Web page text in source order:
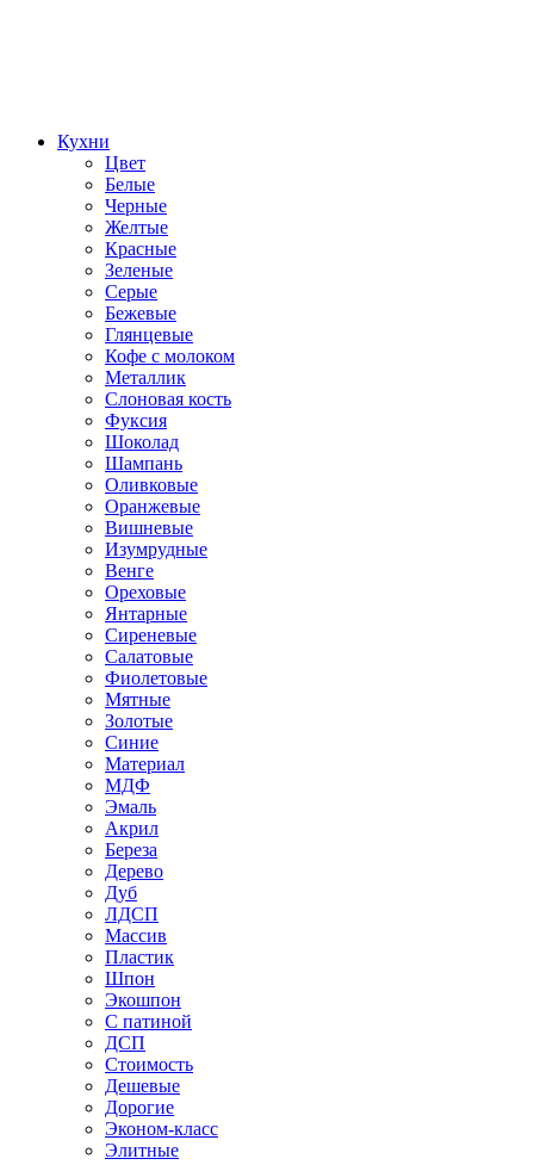
Кухни
Цвет
Белые
Черные
Желтые
Красные
Зеленые
Серые
Бежевые
Глянцевые
Кофе с молоком
Металлик
Слоновая кость
Фуксия
Шоколад
Шампань
Оливковые
Оранжевые
Вишневые
Изумрудные
Венге
Ореховые
Янтарные
Сиреневые
Салатовые
Фиолетовые
Мятные
Золотые
Синие
Материал
МДФ
Эмаль
Акрил
Береза
Дерево
Дуб
ЛДСП
Массив
Пластик
Шпон
Экошпон
С патиной
ДСП
Стоимость
Дешевые
Дорогие
Эконом-класс
Элитные